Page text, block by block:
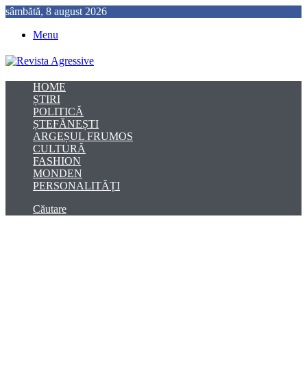
sâmbătă, 8 august 2026
Menu
HOME
ȘTIRI
POLITICĂ
ȘTEFĂNEȘTI
ARGEȘUL FRUMOS
CULTURĂ
FASHION
MONDEN
PERSONALITĂȚI
Căutare